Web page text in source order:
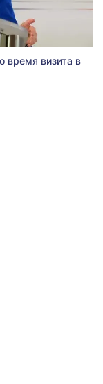
время визита в